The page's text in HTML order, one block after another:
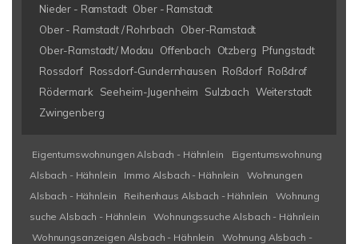
Nieder - Ramstadt Ober - Ramstadt
Ober - Ramstadt / Rohrbach
Ober-Ramstadt
Ober-Ramstadt/ Modau
Offenbach Otzberg Pfungstadt
Rossdorf Rossdorf-Gundernhausen Roßdorf Roßdrof
Rödermark
Seeheim-Jugenheim Sulzbach Weiterstadt
Zwingenberg
Eigentumswohnungen Alsbach - Hähnlein
Eigentumswohnung
Alsbach - Hähnlein
Immo Alsbach - Hähnlein
Wohnungen
Alsbach - Hähnlein
Reihenhaus Alsbach - Hähnlein
Wohnung
suche Alsbach - Hähnlein
Wohnungssuche Alsbach - Hähnlein
Wohnungsanzeigen Alsbach - Hähnlein
Wohnung Alsbach -